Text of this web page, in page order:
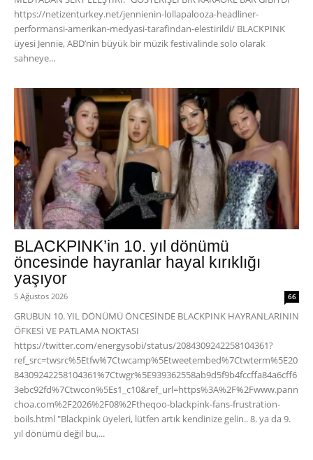
https://netizenturkey.net/jennienin-lollapalooza-headliner-
performansi-amerikan-medyasi-tarafindan-elestirildi/ BLACKPINK
üyesi Jennie, ABD’nin büyük bir müzik festivalinde solo olarak
sahneye...
BLACKPINK’in 10. yıl dönümü
öncesinde hayranlar hayal kırıklığı
yaşıyor
5 Ağustos 2026 66
GRUBUN 10. YIL DÖNÜMÜ ÖNCESİNDE BLACKPINK HAYRANLARININ
ÖFKESİ VE PATLAMA NOKTASI
https://twitter.com/energysobi/status/2084309242258104361?
ref_src=twsrc%5Etfw%7Ctwcamp%5Etweetembed%7Ctwterm%5E20
84309242258104361%7Ctwgr%5E939362558ab9d5f9b4fccffa84a6cff6
3ebc92fd%7Ctwcon%5Es1_c10&ref_url=https%3A%2F%2Fwww.pann
choa.com%2F2026%2F08%2Ftheqoo-blackpink-fans-frustration-
boils.html "Blackpink üyeleri, lütfen artık kendinize gelin.. 8. ya da 9.
yıl dönümü değil bu,...